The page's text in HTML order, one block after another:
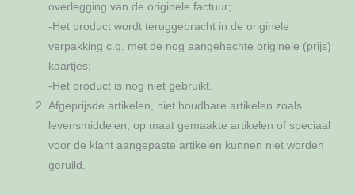
overlegging van de originele factuur;
-Het product wordt teruggebracht in de originele
verpakking c.q. met de nog aangehechte originele (prijs)
kaartjes;
-Het product is nog niet gebruikt.
Afgeprijsde artikelen, niet houdbare artikelen zoals
levensmiddelen, op maat gemaakte artikelen of speciaal
voor de klant aangepaste artikelen kunnen niet worden
geruild.